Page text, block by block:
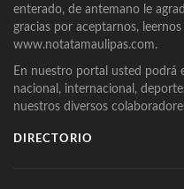
enterado, de antemano le
gracias por aceptarnos,
www.notatamaulipas.com.
En nuestro portal usted podrá
nacional, internacional,
nuestros diversos
DIRECTORIO